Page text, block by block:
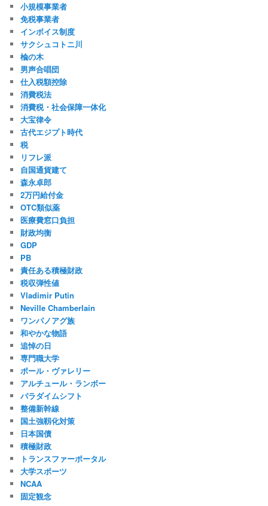
小規模事業者
免税事業者
インボイス制度
サクシュコトニ川
楡の木
男声合唱団
仕入税額控除
消費税法
消費税・社会保障一体化
大宝律令
古代エジプト時代
税
リフレ派
自国通貨建て
森永卓郎
2万円給付金
OTC類似薬
医療費窓口負担
財政均衡
GDP
PB
責任ある積極財政
税収弾性値
Vladimir Putin
Neville Chamberlain
ワンパノアグ族
和やかな物語
追悼の日
専門職大学
ポール・ヴァレリー
アルチュール・ランボー
パラダイムシフト
整備新幹線
国土強靱化対策
日本国債
積極財政
トランスファーポータル
大学スポーツ
NCAA
固定観念